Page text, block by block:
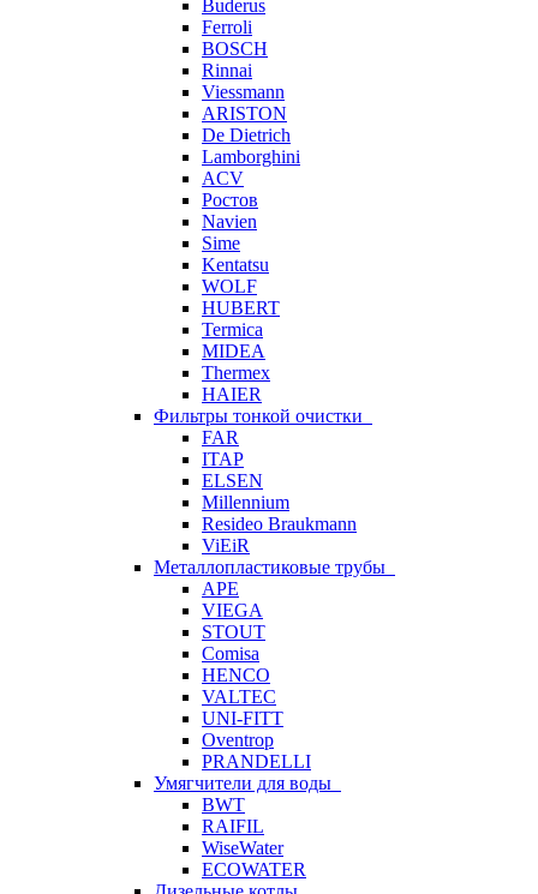
Buderus
Ferroli
BOSCH
Rinnai
Viessmann
ARISTON
De Dietrich
Lamborghini
ACV
Ростов
Navien
Sime
Kentatsu
WOLF
HUBERT
Termica
MIDEA
Thermex
HAIER
Фильтры тонкой очистки
FAR
ITAP
ELSEN
Millennium
Resideo Braukmann
ViEiR
Металлопластиковые трубы
APE
VIEGA
STOUT
Comisa
HENCO
VALTEC
UNI-FITT
Oventrop
PRANDELLI
Умягчители для воды
BWT
RAIFIL
WiseWater
ECOWATER